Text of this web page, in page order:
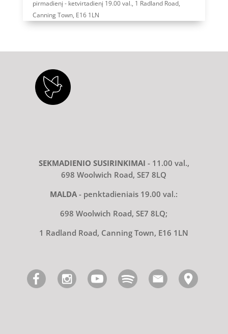
pirmadienį - ketvirtadienį 19.00 val., 1 Radland Road,
Canning Town, E16 1LN
SEKMADIENIO SUSIRINKIMAI - 11.00 val.,
698 Woolwich Road, SE7 8LQ
MALDA- penktadieniais 19.00 val.:
698 Woolwich Road, SE7 8LQ;
1 Radland Road, Canning Town, E16 1LN